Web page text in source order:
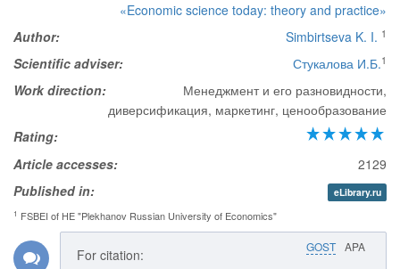
«Economic science today: theory and practice»
Author:
Simbirtseva K. I. 1
Scientific adviser: Стукалова И.Б.1
Work direction:
Менеджмент и его разновидности,
диверсификация, маркетинг, ценообразование
Rating:
Article accesses:
2129
Published in:
eLibrary.ru
1 FSBEI of HE "Plekhanov Russian University of Economics"
GOST APA
For citation: